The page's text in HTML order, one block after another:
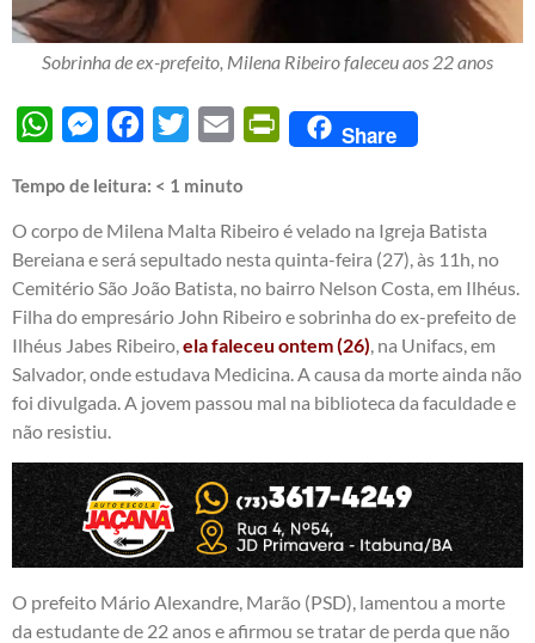
Sobrinha de ex-prefeito, Milena Ribeiro faleceu aos 22 anos
WhatsAppMessengerFacebook
Twitter Email PrintFriendly
Share
Tempo de leitura: < 1 minuto
O corpo de Milena Malta Ribeiro é velado na Igreja Batista
Bereiana e será sepultado nesta quinta-feira (27), às 11h, no
Cemitério São João Batista, no bairro Nelson Costa, em Ilhéus.
Filha do empresário John Ribeiro e sobrinha do ex-prefeito de
Ilhéus Jabes Ribeiro, ela faleceu ontem (26) , na Unifacs, em
Salvador, onde estudava Medicina. A causa da morte ainda não
foi divulgada. A jovem passou mal na biblioteca da faculdade e
não resistiu.
O prefeito Mário Alexandre, Marão (PSD), lamentou a morte
da estudante de 22 anos e afirmou se tratar de perda que não